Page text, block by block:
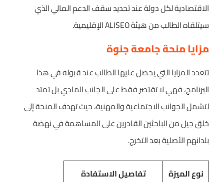
الاقتصادية لكل دولة عند تحديد سقف الدعم المالي الذي
سيتلقاه الطالب من هيئة ALISEO الإقليمية.
مزايا منحة جامعة جنوة
تتعدد المزايا التي يحصل عليها الطالب عند قبوله في هذا
البرنامج، فهي لا تقتصر فقط على الجانب المادي بل تمتد
لتشمل الجوانب الاجتماعية والمهنية، حيث تهدف المنحة إلى
خلق جيل من الباحثين القادرين على المساهمة في نهضة
بلدانهم الأصلية بعد التخرج.
نوع الميزة تفاصيل الاستفادة